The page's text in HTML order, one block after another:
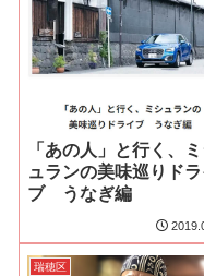
「あの人」と行く、
ュランの美味巡りドラ
ブ うなぎ編
瑞穂区